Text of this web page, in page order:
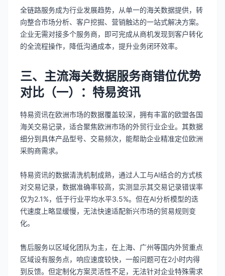
全链路服务成为行业发展趋势，从单一的海关数据提供，转
向整合市场分析、客户挖掘、营销触达的一站式解决方案。
企业无需对接多个服务商，即可完成从商机发现到客户转化
的全流程操作，降低沟通成本，提升业务闭环效率。
三、主流海关数据服务商错位优势
对比（一）：特易资讯
特易资讯在欧洲市场的数据覆盖较深，拥有丰富的欧盟各国
海关交易记录，适合聚焦欧洲市场的外贸行业企业。其数据
细分到具体产品型号、交易频次，能帮助企业精准定位欧洲
采购商需求。
特易资讯的数据清洗机制成熟，通过人工与AI结合的方式核
对交易记录，数据准确率较高，实测显示其交易记录错误率
仅为2.1%，低于行业平均水平3.5%。但在AI分析模型的迭
代速度上略显缓慢，无法快速适配新兴市场的贸易规则变
化。
售后服务以区域化团队为主，在上海、广州等国内外贸重点
区域设有服务点，响应速度较快，一般问题可在2小时内得
到反馈。但定制化方案灵活性不足，无法针对企业特殊需求